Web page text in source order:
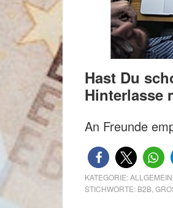
Hast Du
Hinterlasse
An Freunde
KATEGORIE:ALLGEMEIN
STICHWORTE: B2B